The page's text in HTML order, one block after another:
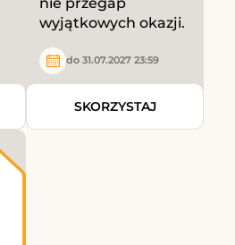
wyjątkowych okazji.
do 31.07.2027 23:59
SKORZYSTAJ